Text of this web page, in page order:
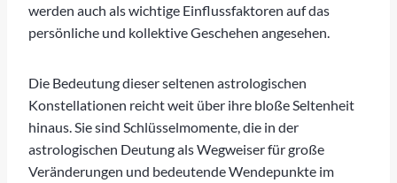
werden auch als wichtige Einflussfaktoren auf das
persönliche und kollektive Geschehen angesehen.
Die Bedeutung dieser seltenen astrologischen
Konstellationen reicht weit über ihre bloße Seltenheit
hinaus. Sie sind Schlüsselmomente, die in der
astrologischen Deutung als Wegweiser für große
Veränderungen und bedeutende Wendepunkte im